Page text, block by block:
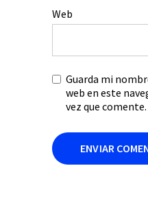
Web
Guarda mi
web en este
vez que comente.